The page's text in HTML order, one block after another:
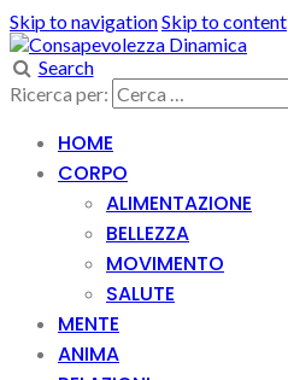
Skip to navigationSkip to content
Search
Ricerca per:
HOME
CORPO
ALIMENTAZIONE
BELLEZZA
MOVIMENTO
SALUTE
MENTE
ANIMA